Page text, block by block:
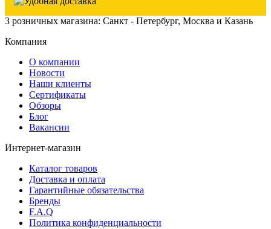
3 розничных магазина: Санкт - Петербург, Москва и Казань
Компания
О компании
Новости
Наши клиенты
Сертификаты
Обзоры
Блог
Вакансии
Интернет-магазин
Каталог товаров
Доставка и оплата
Гарантийные обязательства
Бренды
F.A.Q
Политика конфиденциальности